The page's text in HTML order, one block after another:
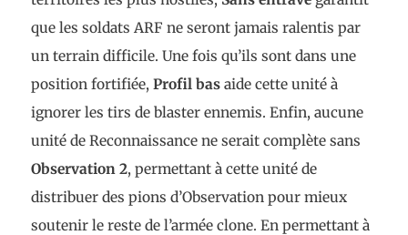
que les soldats ARF ne seront jamais ralentis par
un terrain difficile. Une fois qu’ils sont dans une
position fortifiée, Profil basaide cette unité à
ignorer les tirs de blaster ennemis. Enfin, aucune
unité de Reconnaissance ne serait complète sans
Observation 2, permettant à cette unité de
distribuer des pions d’Observation pour mieux
soutenir le reste de l’armée clone. En permettant à